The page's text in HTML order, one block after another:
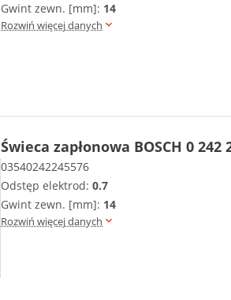
Gwint zewn. [mm]: 14
Rozwiń więcej danych
Świeca zapłonowa BOSCH 0 242
03540242245576
Odstęp elektrod: 0.7
Gwint zewn. [mm]: 14
Rozwiń więcej danych